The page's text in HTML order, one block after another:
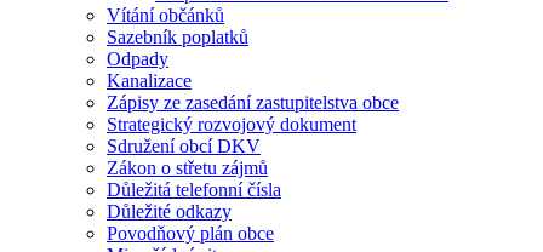
Vítání občánků
Sazebník poplatků
Odpady
Kanalizace
Zápisy ze zasedání zastupitelstva obce
Strategický rozvojový dokument
Sdružení obcí DKV
Zákon o střetu zájmů
Důležitá telefonní čísla
Důležité odkazy
Povodňový plán obce